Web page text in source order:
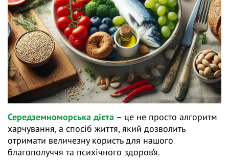
Середземноморська дієта – це не просто алгоритм
харчування, а спосіб життя, який дозволить
отримати величезну користь для нашого
благополуччя та психічного здоров’я.